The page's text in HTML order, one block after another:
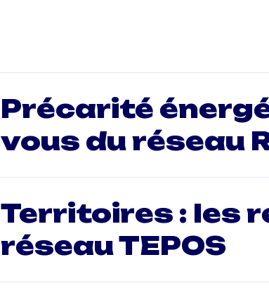
Précarité
vous du réseau
Territoires : les
réseau TEPOS